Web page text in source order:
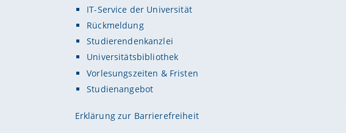
IT-Service der Universität
Rückmeldung
Studierendenkanzlei
Universitätsbibliothek
Vorlesungszeiten & Fristen
Studienangebot
Erklärung zur Barrierefreiheit